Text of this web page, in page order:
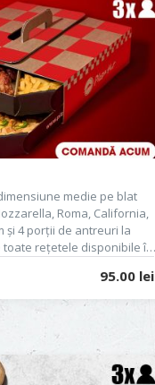
medie pe blat
Roma, California,
și 4 porții de antreuri la
rețetele disponibile în
Garlic Bread, Mozzarella
de 95.00 lei
1 pizza, 5 aripioare
1 porție de Cheese Pillows
este cu titlu de
95.00 lei